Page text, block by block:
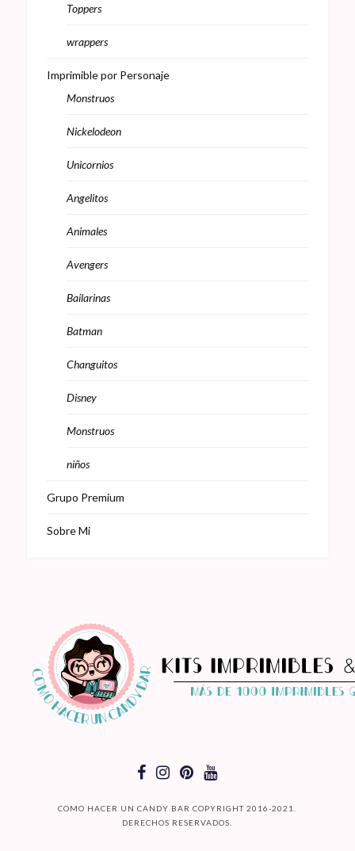
Toppers
wrappers
Imprimible por Personaje
Monstruos
Nickelodeon
Unicornios
Angelitos
Animales
Avengers
Bailarinas
Batman
Changuitos
Disney
Monstruos
niños
Grupo Premium
Sobre Mi
COMO HACER UN CANDY BAR COPYRIGHT 2016-2021.
DERECHOS RESERVADOS.